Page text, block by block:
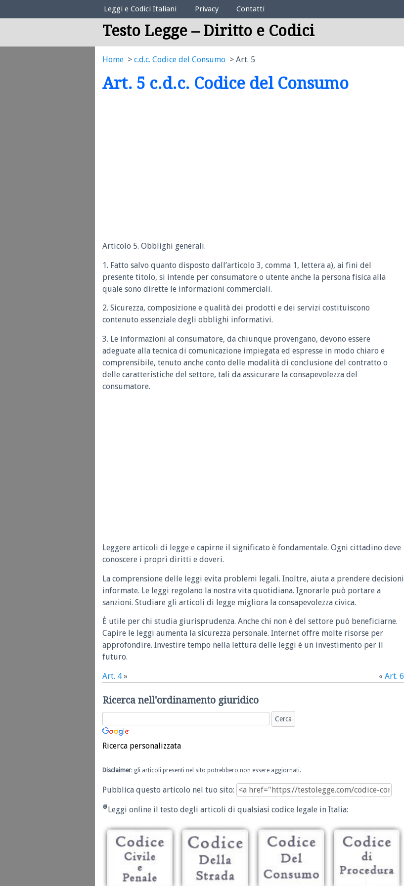
Elenco Codici Legali
Leggi e Codici Italiani Privacy Contatti
Testo Legge – Diritto e Codici
Home c.d.c. Codice del Consumo Art. 5
Art. 5 c.d.c. Codice del Consumo
Articolo 5. Obblighi generali.
1. Fatto salvo quanto disposto dall’articolo 3, comma 1, lettera a), ai fini del
presente titolo, si intende per consumatore o utente anche la persona fisica alla
quale sono dirette le informazioni commerciali.
2. Sicurezza, composizione e qualità dei prodotti e dei servizi costituiscono
contenuto essenziale degli obblighi informativi.
3. Le informazioni al consumatore, da chiunque provengano, devono essere
adeguate alla tecnica di comunicazione impiegata ed espresse in modo chiaro e
comprensibile, tenuto anche conto delle modalità di conclusione del contratto o
delle caratteristiche del settore, tali da assicurare la consapevolezza del
consumatore.
Leggere articoli di legge e capirne il significato è fondamentale. Ogni cittadino deve
conoscere i propri diritti e doveri.
La comprensione delle leggi evita problemi legali. Inoltre, aiuta a prendere decisioni
informate. Le leggi regolano la nostra vita quotidiana. Ignorarle può portare a
sanzioni. Studiare gli articoli di legge migliora la consapevolezza civica.
È utile per chi studia giurisprudenza. Anche chi non è del settore può beneficiarne.
Capire le leggi aumenta la sicurezza personale. Internet offre molte risorse per
approfondire. Investire tempo nella lettura delle leggi è un investimento per il
futuro.
Art. 4 » « Art. 6
Ricerca nell'ordinamento giuridico
Ricerca personalizzata
Disclaimer: gli articoli presenti nel sito potrebbero non essere aggiornati.
Pubblica questo articolo nel tuo sito:
Leggi online il testo degli articoli di qualsiasi codice legale in Italia: